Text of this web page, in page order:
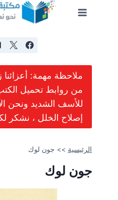
ملاحظة مهمة: أعزائنا
من روابط تحميل
للأسف الشديد ونحن
إصلاح الخلل ، نشكر
الرئيسية >> جون لوك
جون لوك